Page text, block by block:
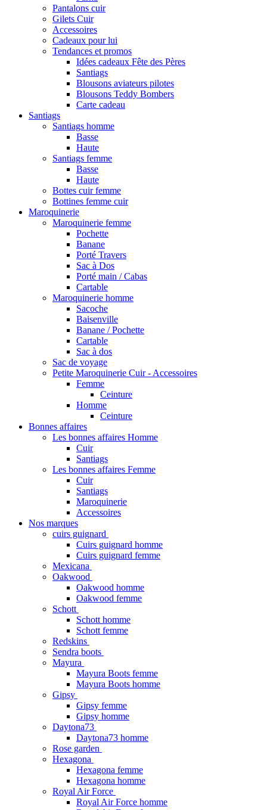
Pantalons cuir
Gilets Cuir
Accessoires
Cadeaux pour lui
Tendances et promos
Idées cadeaux Fête des Pères
Santiags
Blousons aviateurs pilotes
Blousons Teddy Bombers
Carte cadeau
Santiags
Santiags homme
Basse
Haute
Santiags femme
Basse
Haute
Bottes cuir femme
Bottines femme cuir
Maroquinerie
Maroquinerie femme
Pochette
Banane
Porté Travers
Sac à Dos
Porté main / Cabas
Cartable
Maroquinerie homme
Sacoche
Baisenville
Banane / Pochette
Cartable
Sac à dos
Sac de voyage
Petite Maroquinerie Cuir - Accessoires
Femme
Ceinture
Homme
Ceinture
Bonnes affaires
Les bonnes affaires Homme
Cuir
Santiags
Les bonnes affaires Femme
Cuir
Santiags
Maroquinerie
Accessoires
Nos marques
cuirs guignard
Cuirs guignard homme
Cuirs guignard femme
Mexicana
Oakwood
Oakwood homme
Oakwood femme
Schott
Schott homme
Schott femme
Redskins
Sendra boots
Mayura
Mayura Boots femme
Mayura Boots homme
Gipsy
Gipsy femme
Gipsy homme
Daytona73
Daytona73 homme
Rose garden
Hexagona
Hexagona femme
Hexagona homme
Royal Air Force
Royal Air Force homme